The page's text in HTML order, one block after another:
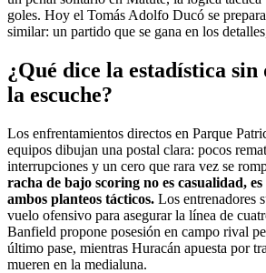
goles. Hoy el Tomás Adolfo Ducó se
similar: un partido que se gana en los
¿Qué dice la estadística
la escuche?
Los enfrentamientos directos en Parque
equipos dibujan una postal clara: pocos
interrupciones y un cero que rara vez se
racha de bajo scoring no es casualidad,
ambos planteos tácticos. Los entrenadores
vuelo ofensivo para asegurar la línea de
Banfield propone posesión en campo rival
último pase, mientras Huracán apuesta por
mueren en la medialuna.